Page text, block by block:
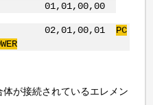
PC
が接続されているエレメン